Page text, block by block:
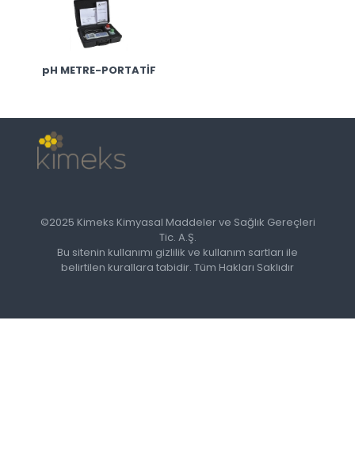
pH METRE-PORTATİF
©2025 Kimeks Kimyasal Maddeler ve Sağlık Gereçleri
Tic. A.Ş.
Bu sitenin kullanımı gizlilik ve kullanım sartları ile
belirtilen kurallara tabidir. Tüm Hakları Saklıdır